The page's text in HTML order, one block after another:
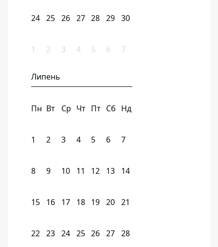
24 25 26 27 28 29 30
1 2 3 4 5 6 7
Липень
Пн Вт Ср Чт Пт Сб Нд
1 2 3 4 5 6 7
8 9 10 11 12 13 14
15 16 17 18 19 20 21
22 23 24 25 26 27 28